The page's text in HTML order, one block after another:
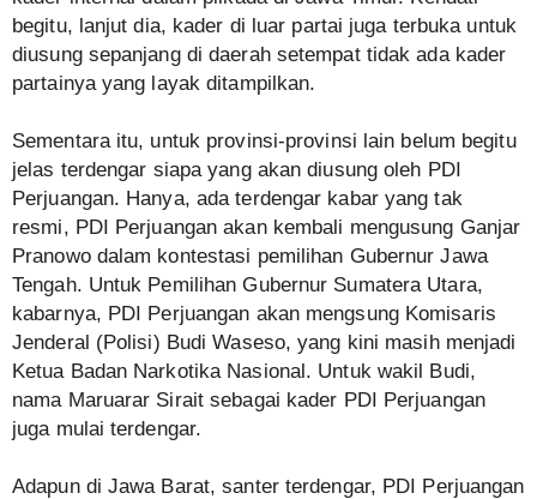
begitu, lanjut dia, kader di luar partai juga terbuka untuk
diusung sepanjang di daerah setempat tidak ada kader
partainya yang layak ditampilkan.
Sementara itu, untuk provinsi-provinsi lain belum begitu
jelas terdengar siapa yang akan diusung oleh PDI
Perjuangan. Hanya, ada terdengar kabar yang tak
resmi, PDI Perjuangan akan kembali mengusung Ganjar
Pranowo dalam kontestasi pemilihan Gubernur Jawa
Tengah. Untuk Pemilihan Gubernur Sumatera Utara,
kabarnya, PDI Perjuangan akan mengsung Komisaris
Jenderal (Polisi) Budi Waseso, yang kini masih menjadi
Ketua Badan Narkotika Nasional. Untuk wakil Budi,
nama Maruarar Sirait sebagai kader PDI Perjuangan
juga mulai terdengar.
Adapun di Jawa Barat, santer terdengar, PDI Perjuangan